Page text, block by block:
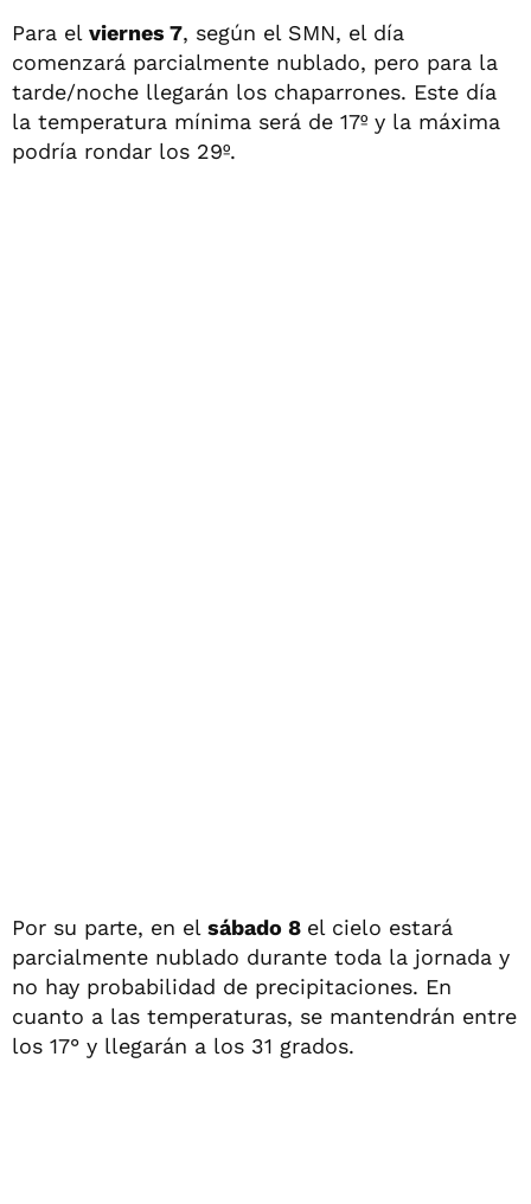
Para el viernes 7, según el SMN, el día
comenzará parcialmente nublado, pero para la
tarde/noche llegarán los chaparrones. Este día
la temperatura mínima será de 17º y la máxima
podría rondar los 29º.
Por su parte, en el sábado 8 el cielo estará
parcialmente nublado durante toda la jornada y
no hay probabilidad de precipitaciones. En
cuanto a las temperaturas, se mantendrán entre
los 17° y llegarán a los 31 grados.